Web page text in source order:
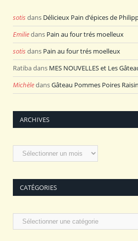
sotis dans Délicieux Pain d’épices de
Emiliedans Pain au four trés moelleux
sotis dans Pain au four trés moelleux
Ratibadans MES NOUVELLES et Les
MichèledansGâteau Pommes Poires
ARCHIVES
Archives
CATÉGORIES
Catégories